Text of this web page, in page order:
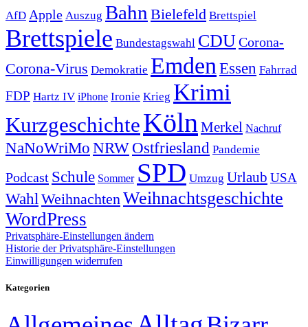
AfD Apple Auszug Bahn Bielefeld Brettspiel
Brettspiele Bundestagswahl CDUCorona-
Corona-Virus Demokratie Emden Essen Fahrrad
FDP Hartz IV iPhone Ironie Krieg Krimi
KurzgeschichteKöln Merkel Nachruf
NaNoWriMo NRWOstfriesland Pandemie
Podcast Schule Sommer SPD Umzug Urlaub USA
Wahl Weihnachten Weihnachtsgeschichte
WordPress
Privatsphäre-Einstellungen ändern
Historie der Privatsphäre-Einstellungen
Einwilligungen widerrufen
Kategorien